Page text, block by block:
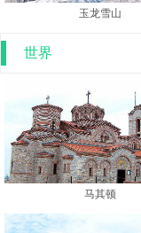
玉龙雪山
世界
马其顿